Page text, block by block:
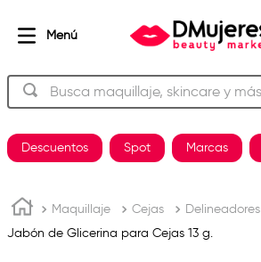
Busca maquillaje, skincare y más…
Descuentos Spot Marcas
Maquillaje Cejas Delineadores
Jabón de Glicerina para Cejas 13 g.
TÉRMINOS MÁS BUSCADOS
2 og
3. shampoo